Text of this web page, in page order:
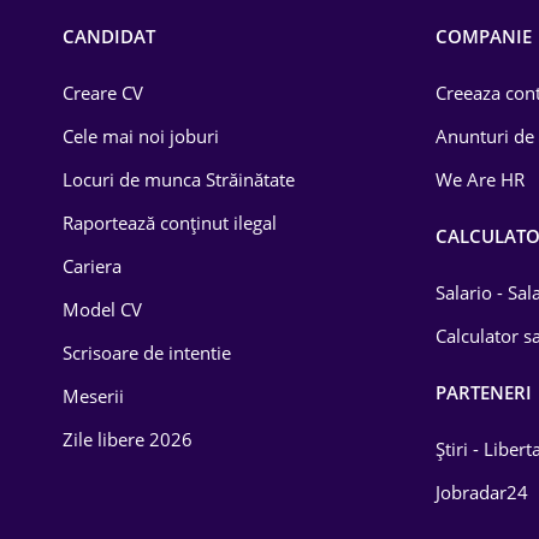
CANDIDAT
Creare CV
Cele mai noi joburi
Locuri de munca Străinătate
Raportează conținut ilegal
Cariera
Model CV
Scrisoare de intentie
Meserii
Zile libere 2026
COMPANIE
Creeaza
Anunturi de
We Are HR
Salario -
Calculator
PARTENERI
Știri -
Jobradar24